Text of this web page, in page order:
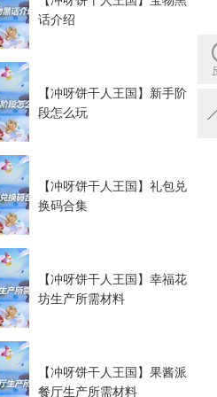
话介绍
【冲呀饼干人王国】新手阶
段怎么玩
【冲呀饼干人王国】礼包兑
换码合集
【冲呀饼干人王国】幸福花
坊生产所需材料
【冲呀饼干人王国】果酱派
餐厅生产所需材料